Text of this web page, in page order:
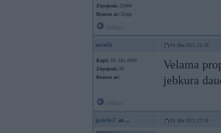
Ziņojumi: 21004
Braucu ar: Zirgu
menik 04. Mar 2022, 12:10
Kopš: 10. Oct 2008
Ziņojumi: 93
Braucu ar:
Velama
jebkura
janeks7 05. Mar 2022, 13:59